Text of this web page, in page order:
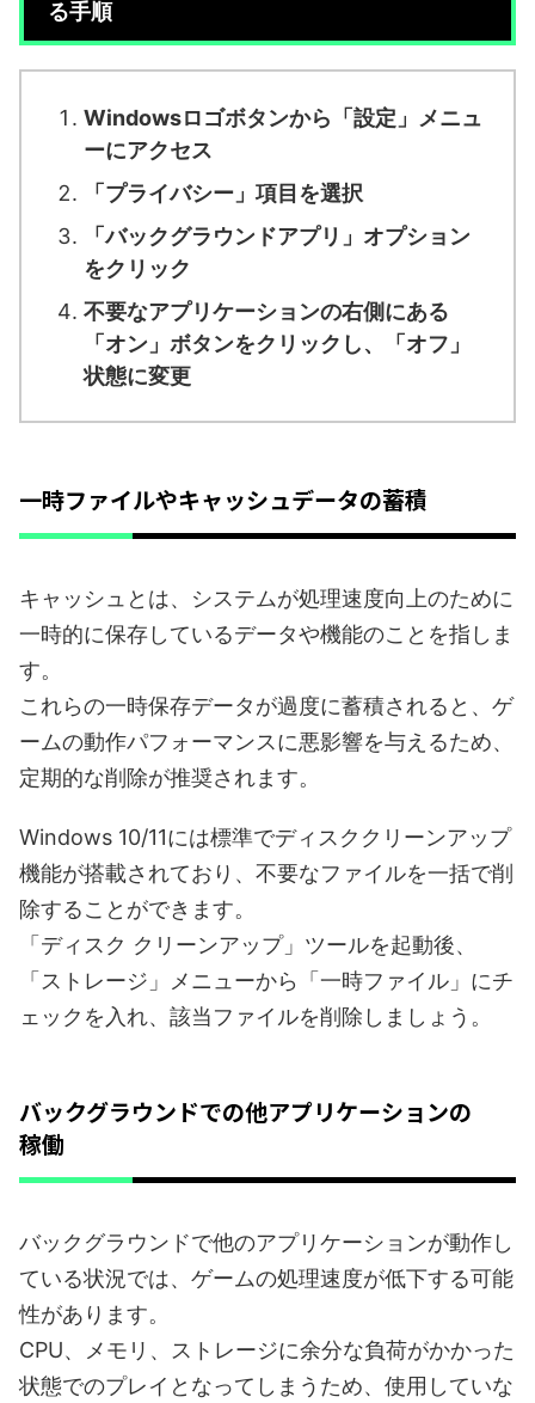
る手順
Windowsロゴボタンから「設定」メニュ
ーにアクセス
「プライバシー」項目を選択
「バックグラウンドアプリ」オプション
をクリック
不要なアプリケーションの右側にある
「オン」ボタンをクリックし、「オフ」
状態に変更
一時ファイルやキャッシュデータの蓄積
キャッシュとは、システムが処理速度向上のために
一時的に保存しているデータや機能のことを指しま
す。
これらの一時保存データが過度に蓄積されると、ゲ
ームの動作パフォーマンスに悪影響を与えるため、
定期的な削除が推奨されます。
Windows 10/11には標準でディスククリーンアップ
機能が搭載されており、不要なファイルを一括で削
除することができます。
「ディスク クリーンアップ」ツールを起動後、
「ストレージ」メニューから「一時ファイル」にチ
ェックを入れ、該当ファイルを削除しましょう。
バックグラウンドでの他アプリケーションの
稼働
バックグラウンドで他のアプリケーションが動作し
ている状況では、ゲームの処理速度が低下する可能
性があります。
CPU、メモリ、ストレージに余分な負荷がかかった
状態でのプレイとなってしまうため、使用していな